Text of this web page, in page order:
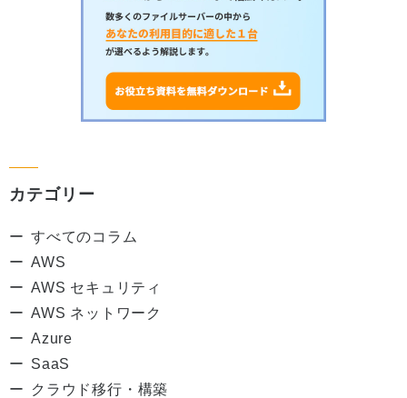
カテゴリー
すべてのコラム
AWS
AWS セキュリティ
AWS ネットワーク
Azure
SaaS
クラウド移行・構築